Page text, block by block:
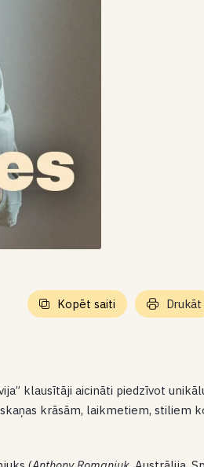
Kopēt saiti Drukāt
klausītāji aicināti piedzīvot
krāsām, laikmetiem, stiliem